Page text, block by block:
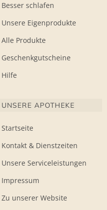
Besser schlafen
Unsere Eigenprodukte
Alle Produkte
Geschenkgutscheine
Hilfe
UNSERE APOTHEKE
Startseite
Kontakt & Dienstzeiten
Unsere Serviceleistungen
Impressum
Zu unserer Website